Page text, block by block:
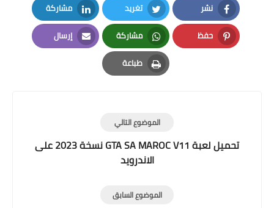
نشر
Facebook
تغريد
Twitter
مشاركة
LinkedIn
حفظ
Pinterest
مشاركة
Whatsapp
إرسال
Email
طباعة
Print
الموضوع التالي
تحميل لعبة GTA SA MAROC V11 نسخة 2023 على
الاندرويد
الموضوع السابق